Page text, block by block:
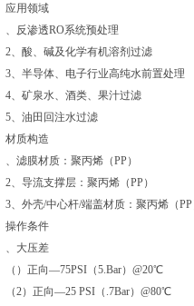
应用领域
、反渗透RO系统预处理
2、酸、碱及化学有机溶剂过滤
3、半导体、电子行业高纯水前置处理
4、矿泉水、酒类、果汁过滤
5、油田回注水过滤
材质构造
、滤膜材质：聚丙烯（PP）
2、导流支撑层：聚丙烯（PP）
3、外壳/中心杆/端盖材质：聚丙烯（
操作条件
、大压差
（）正向—75PSI（5.Bar）@20℃
（2）正向—25 PSI（.7Bar）@80℃